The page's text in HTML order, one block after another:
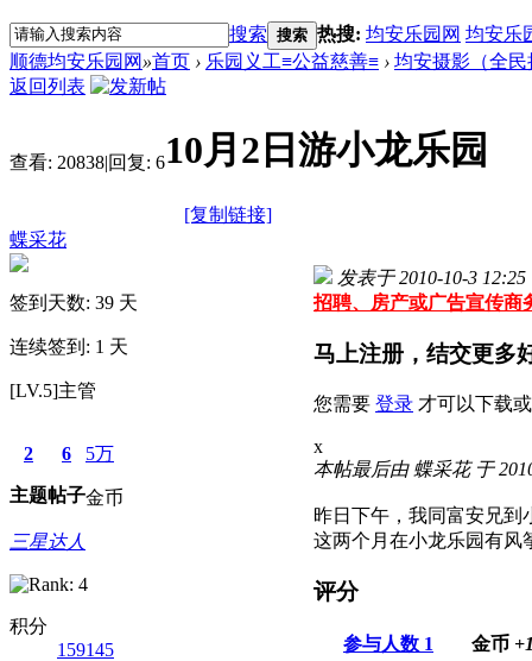
搜索 搜索 热搜: 均安乐园网 均安乐
顺德均安乐园网 »首页 › 乐园义工≡公益慈善≡ › 均安摄影（全民
返回列表
查看: 20838|回复: 610月2日游小龙乐园
[复制链接]
蝶采花
签到天数: 39 天
连续签到: 1 天
[LV.5]主管
2
主题
6
帖子
5万
金币
三星达人
积分
159145
发表于 2010-10-3 12:25
招聘、房产或广告宣传商
马上注册，结交更多
您需要 登录 才可以下载
x
本帖最后由 蝶采花 于
昨日下午，我同富安兄到
这两个月在小龙乐园有风
评分
参与人数 1 金币